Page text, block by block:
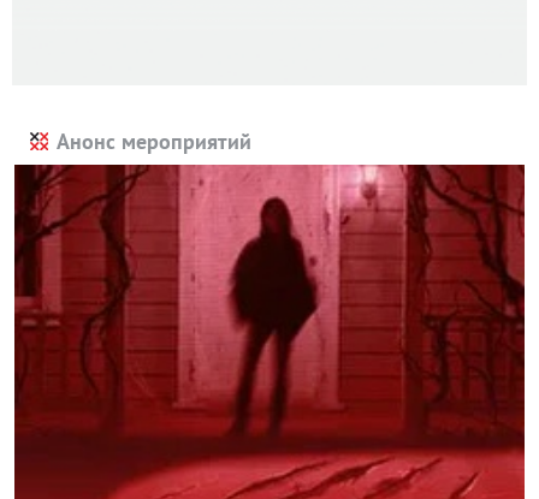
Анонс мероприятий